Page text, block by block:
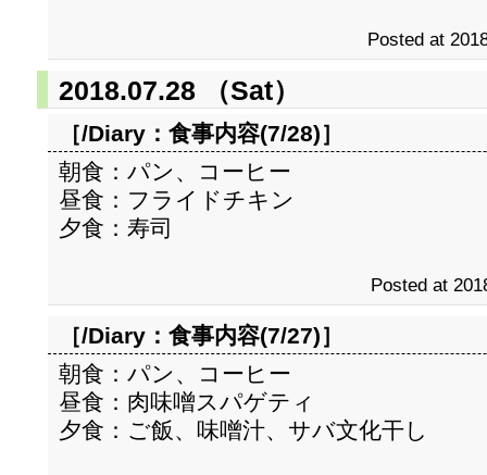
Posted at
2018.07.28 （Sat）
［/Diary： 食事内容(7/28)］
朝食：パン、コーヒー
昼食：フライドチキン
夕食：寿司
Posted at
［/Diary： 食事内容(7/27)］
朝食：パン、コーヒー
昼食：肉味噌スパゲティ
夕食：ご飯、味噌汁、サバ文化干し